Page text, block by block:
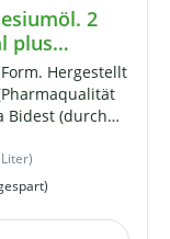
5 Sternen
2
plus
Hergestellt
Bidest (durch
Bonemis®
Magnesium
(es ist